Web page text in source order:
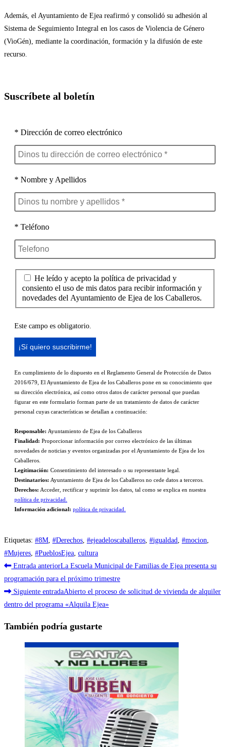
Además, el Ayuntamiento de Ejea reafirmó y consolidó su adhesión al
Sistema de Seguimiento Integral en los casos de Violencia de Género
(VioGén), mediante la coordinación, formación y la difusión de este
recurso.
Suscríbete al boletín
* Dirección de correo electrónico
* Nombre y Apellidos
* Teléfono
He leído y acepto la política de privacidad y
consiento el uso de mis datos para recibir información y
novedades del Ayuntamiento de Ejea de los Caballeros.
Este campo es obligatorio.
En cumplimiento de lo dispuesto en el Reglamento General de Protección de Datos
2016/679, El Ayuntamiento de Ejea de los Caballeros pone en su conocimiento que
su dirección electrónica, así como otros datos de carácter personal que puedan
figurar en este formulario forman parte de un tratamiento de datos de carácter
personal cuyas características se detallan a continuación:
Responsable: Ayuntamiento de Ejea de los Caballeros
Finalidad: Proporcionar información por correo electrónico de las últimas
novedades de noticias y eventos organizadas por el Ayuntamiento de Ejea de los
Caballeros.
Legitimación: Consentimiento del interesado o su representante legal.
Destinatarios: Ayuntamiento de Ejea de los Caballeros no cede datos a terceros.
Derechos: Acceder, rectificar y suprimir los datos, tal como se explica en nuestra
política de privacidad.
Información adicional: política de privacidad.
Etiquetas: #8M #Derechos #ejeadeloscaballeros #igualdad #mocion
#Mujeres #PueblosEjea cultura
Leer
más
artículos
Entrada anteriorLa Escuela Municipal de Familias de Ejea presenta su
programación para el próximo trimestre
Siguiente entradaAbierto el proceso de solicitud de vivienda de alquiler
dentro del programa «Alquila Ejea»
También podría gustarte